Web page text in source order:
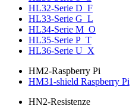
HL32-Serie D_F
HL33-Serie G_L
HL34-Serie M_O
HL35-Serie P_T
HL36-Serie U_X
HM2-Raspberry Pi
HM31-shield Raspberry Pi
HN2-Resistenze